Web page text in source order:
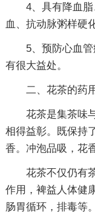
4、具有降血
血、抗动脉粥样硬
5、预防心血
有很大益处。
二、花茶的药
花茶是集茶味
相得益彰。既保持
香。冲泡品吸，花
花茶不仅仍有
作用，裨益人体健
肠胃循环，排毒等。